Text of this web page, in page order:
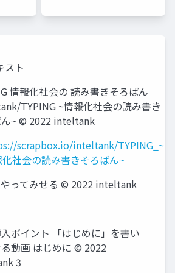
スト
情報化社会の 読み書きそろばん
TYPING ~情報化社会の読み書き
ん~ © 2022 inteltank
scrapbox.io/inteltank/TYPING_~
社会の読み書きそろばん~
やってみせる © 2022 inteltank
ポイント 「はじめに」を書い
動画 はじめに © 2022
3